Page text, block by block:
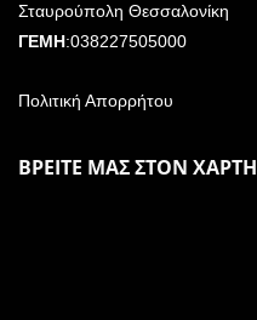
Σταυρούπολη Θεσσαλονίκη
ΓΕΜΗ:038227505000
Πολιτική Απορρήτου
ΒΡΕΙΤΕ ΜΑΣ ΣΤΟΝ ΧΑΡΤΗ